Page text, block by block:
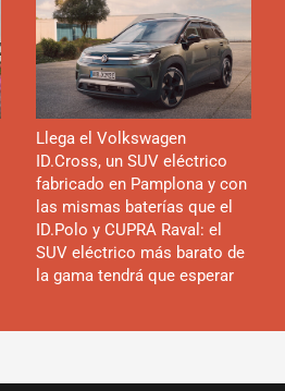
Llega el Volkswagen
ID.Cross, un SUV eléctrico
fabricado en Pamplona y con
las mismas baterías que el
ID.Polo y CUPRA Raval: el
SUV eléctrico más barato de
la gama tendrá que esperar